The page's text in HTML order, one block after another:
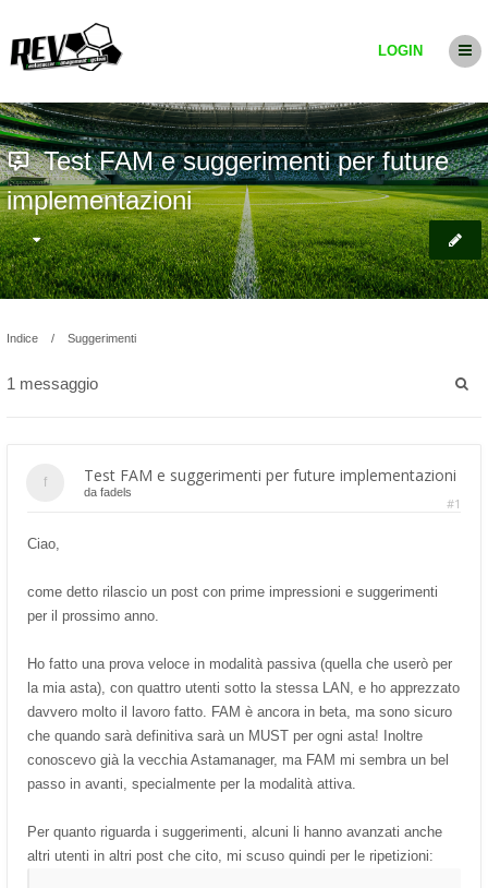
LOGIN
Test FAM e suggerimenti per future
implementazioni
Indice Suggerimenti
1 messaggio
Test FAM e suggerimenti per future implementazioni
#1
da fadels
Ciao,
come detto rilascio un post con prime impressioni e suggerimenti
per il prossimo anno.
Ho fatto una prova veloce in modalità passiva (quella che userò per
la mia asta), con quattro utenti sotto la stessa LAN, e ho apprezzato
davvero molto il lavoro fatto. FAM è ancora in beta, ma sono sicuro
che quando sarà definitiva sarà un MUST per ogni asta! Inoltre
conoscevo già la vecchia Astamanager, ma FAM mi sembra un bel
passo in avanti, specialmente per la modalità attiva.
Per quanto riguarda i suggerimenti, alcuni li hanno avanzati anche
altri utenti in altri post che cito, mi scuso quindi per le ripetizioni: